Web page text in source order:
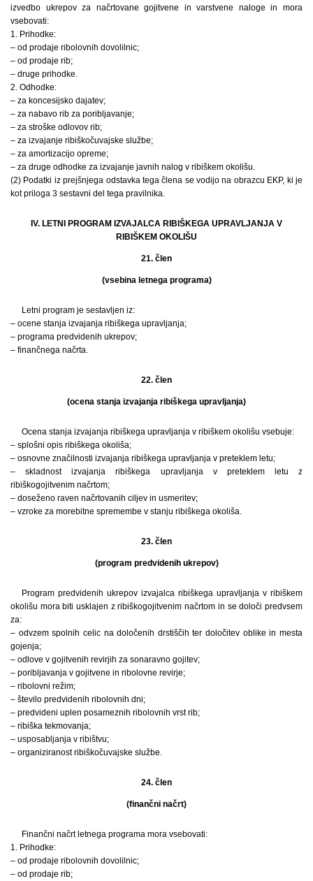
izvedbo ukrepov za načrtovane gojitvene in varstvene naloge in mora
vsebovati:
1. Prihodke:
– od prodaje ribolovnih dovolilnic;
– od prodaje rib;
– druge prihodke.
2. Odhodke:
– za koncesijsko dajatev;
– za nabavo rib za poribljavanje;
– za stroške odlovov rib;
– za izvajanje ribiškočuvajske službe;
– za amortizacijo opreme;
– za druge odhodke za izvajanje javnih nalog v ribiškem okolišu.
(2) Podatki iz prejšnjega odstavka tega člena se vodijo na obrazcu EKP, ki je
kot priloga 3 sestavni del tega pravilnika.
IV. LETNI PROGRAM IZVAJALCA RIBIŠKEGA UPRAVLJANJA V
RIBIŠKEM OKOLIŠU
21. člen
(vsebina letnega programa)
Letni program je sestavljen iz:
– ocene stanja izvajanja ribiškega upravljanja;
– programa predvidenih ukrepov;
– finančnega načrta.
22. člen
(ocena stanja izvajanja ribiškega upravljanja)
Ocena stanja izvajanja ribiškega upravljanja v ribiškem okolišu vsebuje:
– splošni opis ribiškega okoliša;
– osnovne značilnosti izvajanja ribiškega upravljanja v preteklem letu;
– skladnost izvajanja ribiškega upravljanja v preteklem letu z
ribiškogojitvenim načrtom;
– doseženo raven načrtovanih ciljev in usmeritev;
– vzroke za morebitne spremembe v stanju ribiškega okoliša.
23. člen
(program predvidenih ukrepov)
Program predvidenih ukrepov izvajalca ribiškega upravljanja v ribiškem
okolišu mora biti usklajen z ribiškogojitvenim načrtom in se določi predvsem
za:
– odvzem spolnih celic na določenih drstiščih ter določitev oblike in mesta
gojenja;
– odlove v gojitvenih revirjih za sonaravno gojitev;
– poribljavanja v gojitvene in ribolovne revirje;
– ribolovni režim;
– število predvidenih ribolovnih dni;
– predvideni uplen posameznih ribolovnih vrst rib;
– ribiška tekmovanja;
– usposabljanja v ribištvu;
– organiziranost ribiškočuvajske službe.
24. člen
(finančni načrt)
Finančni načrt letnega programa mora vsebovati:
1. Prihodke:
– od prodaje ribolovnih dovolilnic;
– od prodaje rib;